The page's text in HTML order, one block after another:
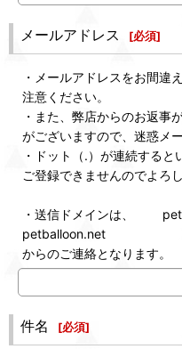
メールアドレス [必須]
・メールアドレスをお間違
注意ください。
・また、弊店からのお返事
がございますので、迷惑メ
・ドット（.）が連続する
ご登録できませんのでよろ
・送信ドメインは、
petballoon.net
からのご連絡となります。
件名 [必須]